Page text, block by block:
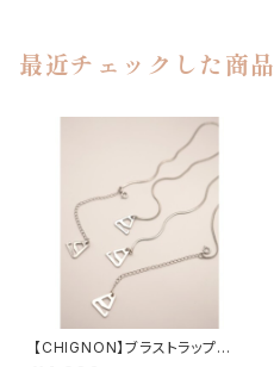
最近チェックした商品
【CHIGNON】ブラストラップ 0